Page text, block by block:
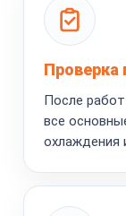
Проверка
После
все
охлаждения